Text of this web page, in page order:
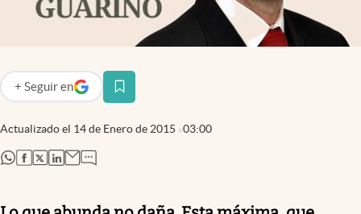
Mundial 2026
El Cronista Studio
Mediakit
abre en nueva pestaña
Argentina
Actualizado el 14 de Enero de 2015 03:00
+ Seguir en
abre en nueva pestaña
abre en nueva pestaña
abre en nueva pestaña
abre en nueva pestaña
abre en nueva pestaña